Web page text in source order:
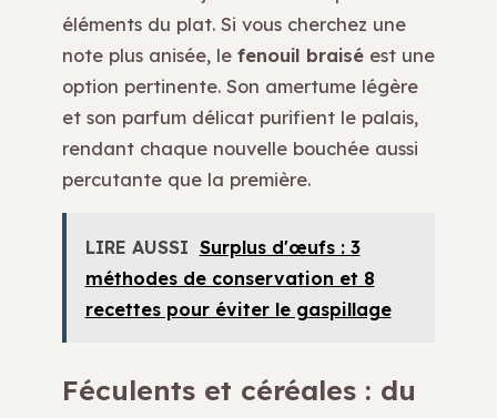
éléments du plat. Si vous cherchez une
note plus anisée, le fenouil braisé est une
option pertinente. Son amertume légère
et son parfum délicat purifient le palais,
rendant chaque nouvelle bouchée aussi
percutante que la première.
LIRE AUSSI Surplus d'œufs : 3
méthodes de conservation et 8
recettes pour éviter le gaspillage
Féculents et céréales : du